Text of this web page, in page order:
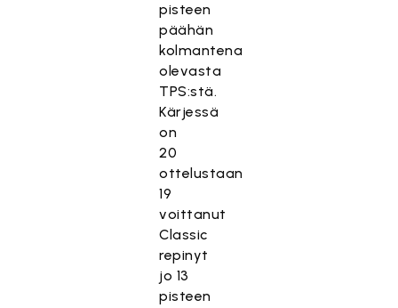
pisteen
päähän
kolmantena
olevasta
TPS:stä.
Kärjessä
on
20
ottelustaan
19
voittanut
Classic
repinyt
jo 13
pisteen